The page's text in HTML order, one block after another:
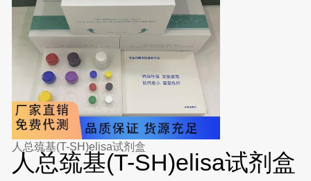
人总巯基(T-SH)elisa试剂盒
人总巯基(T-SH)elisa试剂盒